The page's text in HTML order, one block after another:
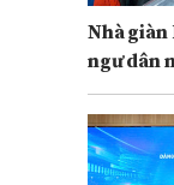
Nhà giàn
ngư dân